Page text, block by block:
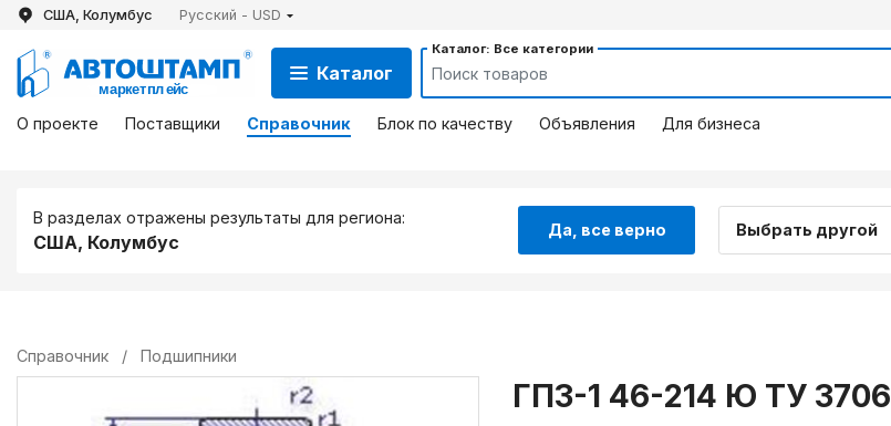
США, Колумбус Русский - USD
Каталог
Каталог: Все категории
О проекте
Поставщики Справочник Блок по качеству Объявления Для бизнеса
В разделах отражены результаты для региона:
США, Колумбус
Да, все верно Выбрать другой
Справочник / Подшипники
ГПЗ-1 46-214 Ю ТУ 3706